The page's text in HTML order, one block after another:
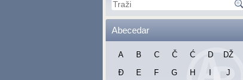
Abecedar
A B C Č Ć D
DŽ
Đ
E F G H
J